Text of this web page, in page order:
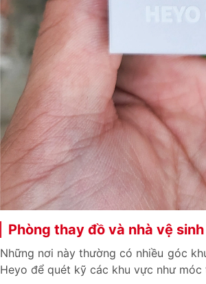
Phòng thay đồ và nhà vệ
Những nơi này thường có nhiều góc
Heyo để quét kỹ các khu vực như